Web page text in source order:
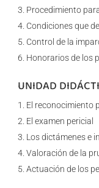
Procedimiento
Condiciones que
Control de la
Honorarios de los
UNIDAD
El reconocimiento
El examen pericial
Los dictámenes e
Valoración de la
Actuación de los